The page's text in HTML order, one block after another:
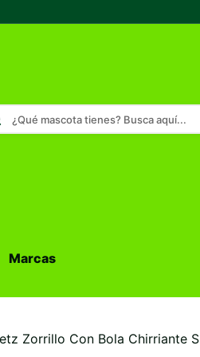
¿Qué mascota tienes? Busca aquí...
Marcas
Zorrillo Con Bola Chirriante S